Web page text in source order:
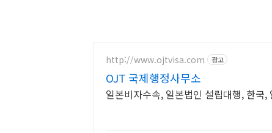
http://www.ojtvisa.com 광고
OJT 국제행정사무소
일본비자수속, 일본법인 설립대행, 한국